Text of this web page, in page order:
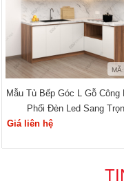
Mẫu Tủ Bếp Góc L Gỗ Công
Phối Đèn Led Sang
Giá liên hệ